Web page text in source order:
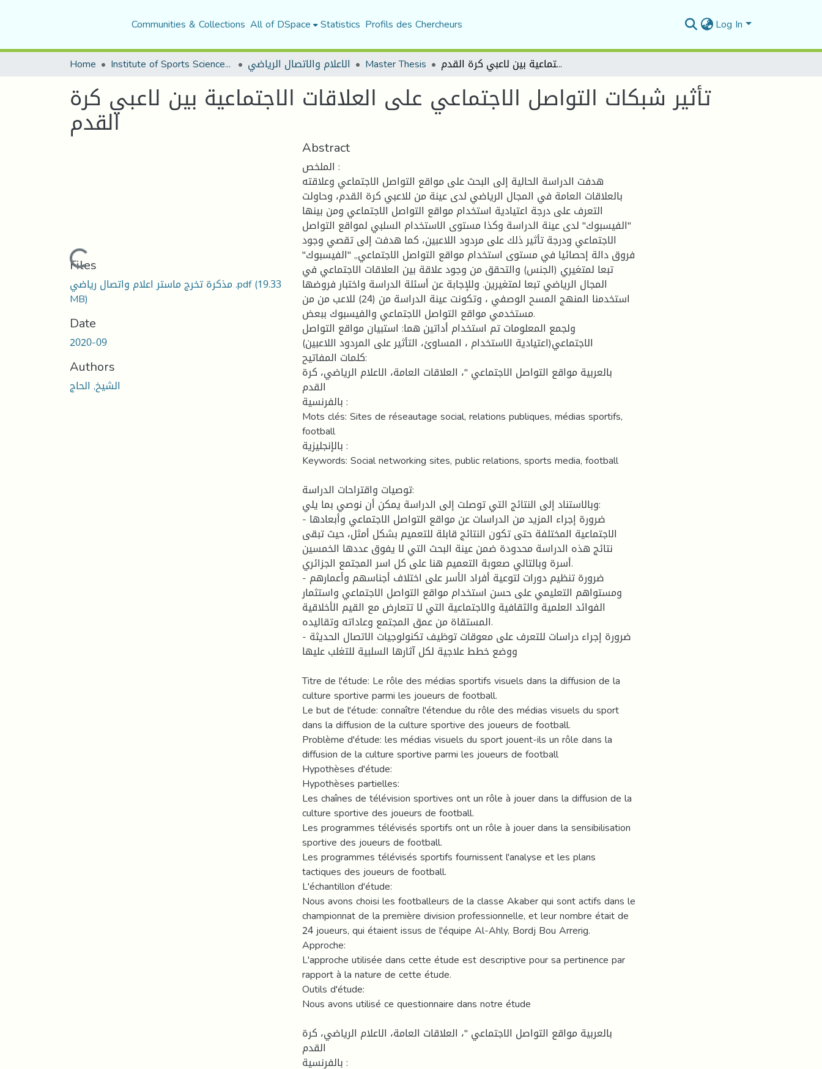
Communities & Collections All of DSpace Statistics Profils des Chercheurs Log In
Home Institute of Sports Sciences and Techniques الاعلام والاتصال الرياضي Master Thesis تأثير شبكات التواصل الاجتماعي على العلاقات الاجتماعية بين لاعبي كرة القدم
تأثير شبكات التواصل الاجتماعي على العلاقات الاجتماعية بين لاعبي كرة
القدم
Loading...
Files
مذكرة تخرج ماستر اعلام واتصال رياضي .pdf(19.33
MB)
Date
2020-09
Authors
الشيخ, الحاج
Abstract
الملخص :
هدفت الدراسة الحالية إلى البحث على مواقع التواصل الاجتماعي وعلاقته
بالعلاقات العامة في المجال الرياضي لدى عينة من للاعبي كرة القدم، وحاولت
التعرف على درجة اعتيادية استخدام مواقع التواصل الاجتماعي ومن بينها
"الفيسبوك" لدى عينة الدراسة وكذا مستوى الاستخدام السلبي لمواقع التواصل
الاجتماعي ودرجة تأثير ذلك على مردود اللاعبين، كما هدفت إلى تقصي وجود
فروق دالة إحصائيا في مستوى استخدام مواقع التواصل الاجتماعي,, "الفيسبوك"
تبعا لمتغيري (الجنس) والتحقق من وجود علاقة بين العلاقات الاجتماعي في
المجال الرياضي تبعا لمتغيرين. وللإجابة عن أسئلة الدراسة واختبار فروضها
استخدمنا المنهج المسح الوصفي ، وتكونت عينة الدراسة من (24) للاعب من من
مستخدمي مواقع التواصل الاجتماعي والفيسبوك ببعض.
ولجمع المعلومات تم استخدام أداتين هما: استبيان مواقع التواصل
الاجتماعي(اعتيادية الاستخدام ، المساوئ، التأثير على المردود اللاعبين)
كلمات المفاتيح:
بالعربية مواقع التواصل الاجتماعي "، العلاقات العامة، الاعلام الرياضي، كرة
القدم
بالفرنسية :
Mots clés: Sites de réseautage social, relations publiques, médias sportifs,
football
بالإنجليزية :
Keywords: Social networking sites, public relations, sports media, football
توصيات واقتراحات الدراسة:
وبالاستناد إلى النتائج التي توصلت إلى الدراسة يمكن أن نوصي بما يلي:
- ضرورة إجراء المزيد من الدراسات عن مواقع التواصل الاجتماعي وأبعادها
الاجتماعية المختلفة حتى تكون النتائج قابلة للتعميم بشكل أمثل، حيث تبقى
نتائج هذه الدراسة محدودة ضمن عينة البحث التي لا يفوق عددها الخمسين
أسرة وبالتالي صعوبة التعميم هنا على كل اسر المجتمع الجزائري.
- ضرورة تنظيم دورات لتوعية أفراد الأسر على اختلاف أجناسهم وأعمارهم
ومستواهم التعليمي على حسن استخدام مواقع التواصل الاجتماعي واستثمار
الفوائد العلمية والثقافية والاجتماعية التي لا تتعارض مع القيم الأخلاقية
المستقاة من عمق المجتمع وعاداته وتقاليده.
- ضرورة إجراء دراسات للتعرف على معوقات توظيف تكنولوجيات الاتصال الحديثة
ووضع خطط علاجية لكل آثارها السلبية للتغلب عليها
Titre de l'étude: Le rôle des médias sportifs visuels dans la diffusion de la
culture sportive parmi les joueurs de football.
Le but de l'étude: connaître l'étendue du rôle des médias visuels du sport
dans la diffusion de la culture sportive des joueurs de football.
Problème d'étude: les médias visuels du sport jouent-ils un rôle dans la
diffusion de la culture sportive parmi les joueurs de football
Hypothèses d'étude:
Hypothèses partielles:
Les chaînes de télévision sportives ont un rôle à jouer dans la diffusion de la
culture sportive des joueurs de football.
Les programmes télévisés sportifs ont un rôle à jouer dans la sensibilisation
sportive des joueurs de football.
Les programmes télévisés sportifs fournissent l'analyse et les plans
tactiques des joueurs de football.
L'échantillon d'étude:
Nous avons choisi les footballeurs de la classe Akaber qui sont actifs dans le
championnat de la première division professionnelle, et leur nombre était de
24 joueurs, qui étaient issus de l'équipe Al-Ahly, Bordj Bou Arrerig.
Approche:
L'approche utilisée dans cette étude est descriptive pour sa pertinence par
rapport à la nature de cette étude.
Outils d'étude:
Nous avons utilisé ce questionnaire dans notre étude
بالعربية مواقع التواصل الاجتماعي "، العلاقات العامة، الاعلام الرياضي، كرة
القدم
بالفرنسية :